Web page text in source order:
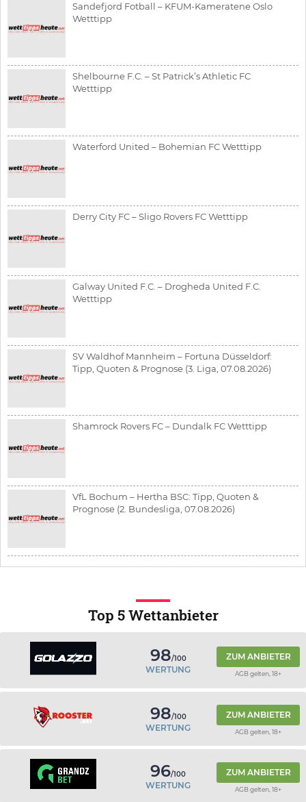
Sandefjord Fotball – KFUM-Kameratene Oslo
Wetttipp
Shelbourne F.C. – St Patrick’s Athletic FC
Wetttipp
Waterford United – Bohemian FC Wetttipp
Derry City FC – Sligo Rovers FC Wetttipp
Galway United F.C. – Drogheda United F.C.
Wetttipp
SV Waldhof Mannheim – Fortuna Düsseldorf:
Tipp, Quoten & Prognose (3. Liga, 07.08.2026)
Shamrock Rovers FC – Dundalk FC Wetttipp
VfL Bochum – Hertha BSC: Tipp, Quoten &
Prognose (2. Bundesliga, 07.08.2026)
Top 5 Wettanbieter
98/100
WERTUNG
ZUM ANBIETER
AGB gelten, 18+
98/100
WERTUNG
ZUM ANBIETER
AGB gelten, 18+
96/100
WERTUNG
ZUM ANBIETER
AGB gelten, 18+